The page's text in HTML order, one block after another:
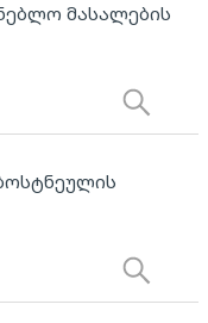
მასალების